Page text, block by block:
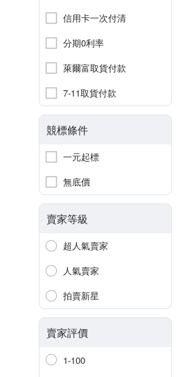
信用卡一次付清
分期0利率
萊爾富取貨付款
7-11取貨付款
競標條件
一元起標
無底價
賣家等級
超人氣賣家
人氣賣家
拍賣新星
賣家評價
1-100